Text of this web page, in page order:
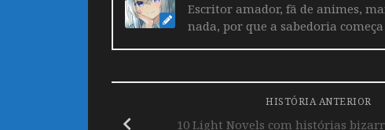
Escritor amador, fã de animes,
nada, por que a sabedoria
HISTÓRIA ANTERIOR
10 Light Novels com histórias